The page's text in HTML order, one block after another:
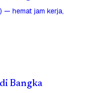
— hemat jam kerja,
Bangka